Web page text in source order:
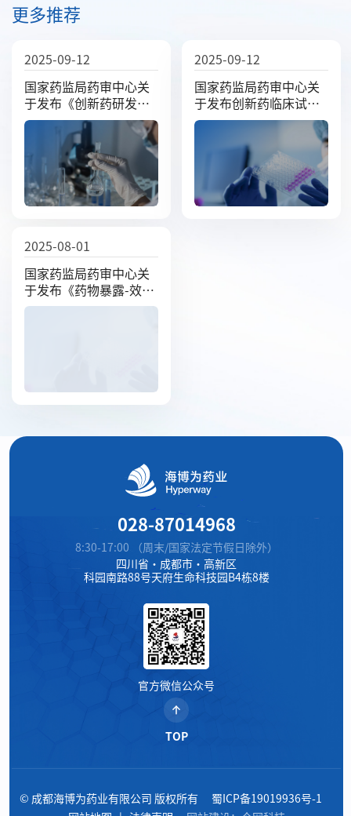
更多推荐
2025-09-12
国家药监局药审中心关
于发布《创新药研发期
间风险管理计划撰写技
术指导原则（试行）》
的通告（2025年第38
号）
2025-09-12
国家药监局药审中心关
于发布创新药临床试验
申请申报资料要求等相
关文件的通告（2025年
第40号）
2025-08-01
国家药监局药审中心关
于发布《药物暴露-效应
关系研究技术指导原
028-87014968
8:30-17:00 （周末/国家法定节假日除外）
四川省·成都市·高新区
科园南路88号天府生命科技园B4栋8楼
官方微信公众号
TOP
© 成都海博为药业有限公司 版权所有
蜀ICP备19019936号-1